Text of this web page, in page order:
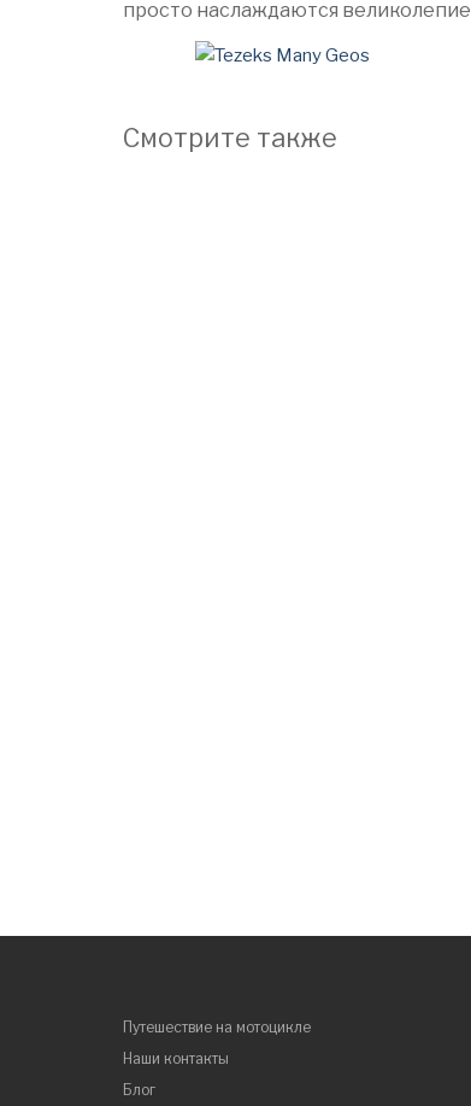
просто наслаждаются
Смотрите также
Путешествие на мотоцикле
Наши контакты
Блог